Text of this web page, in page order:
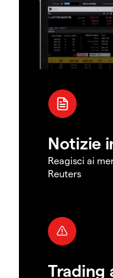
Notizie
Reagisci ai
Reuters
Trading